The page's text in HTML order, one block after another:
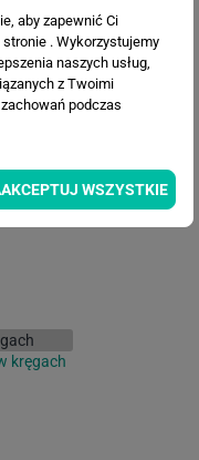
kręgach
aby zapewnić Ci
. Wykorzystujemy
naszych usług,
z Twoimi
podczas
WSZYSTKIE